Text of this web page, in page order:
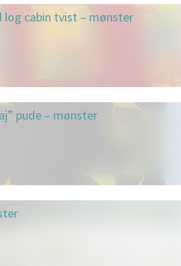
cabin tvist – mønster
pude – mønster